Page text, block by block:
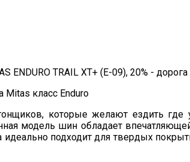
TRAIL XT+ (E-09), 20% -
которые желают ездить где
модель шин обладает
подходит для твердых